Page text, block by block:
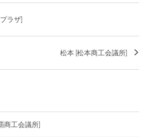
ラザ]
松本 [松本商工会議所]
商工会議所]